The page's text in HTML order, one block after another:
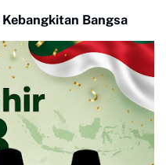
Bangsa